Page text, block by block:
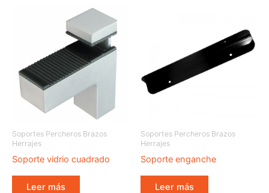
Soportes Percheros Brazos
Herrajes
Soporte vidrio cuadrado
Leer más
Soportes Percheros Brazos
Herrajes
Soporte enganche
Leer más